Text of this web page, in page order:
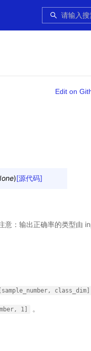
Edit on
)[源代码]
意：输出正确率的类型由
[sample_number, class_dim]
1] 。